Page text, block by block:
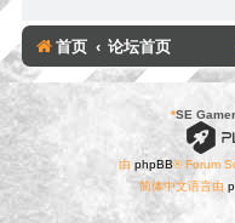
首页 论坛首页
*SE
由 phpBB® Forum
简体中文语言由